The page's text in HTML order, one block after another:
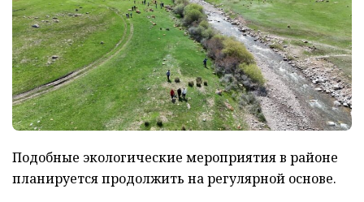
Подобные экологические мероприятия в районе
планируется продолжить на регулярной основе.